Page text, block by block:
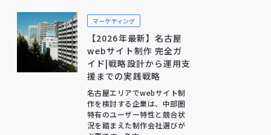
マーケティング
【2026年最新】名古屋
webサイト制作 完全ガ
イド|戦略設計から運用支
援までの実践戦略
名古屋エリアでwebサイト制
作を検討する企業は、中部圏
特有のユーザー特性と競合状
況を踏まえた制作会社選びが